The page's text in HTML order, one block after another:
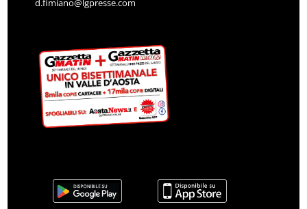
d.fimiano@lgpresse.com